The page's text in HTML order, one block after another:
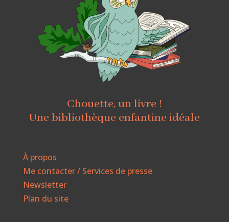
Chouette, un livre !
Une bibliothèque enfantine idéale
À propos
Me contacter / Services de presse
Newsletter
Plan du site